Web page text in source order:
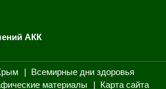
АКК
Всемирные дни здоровья
материалы Карта сайта